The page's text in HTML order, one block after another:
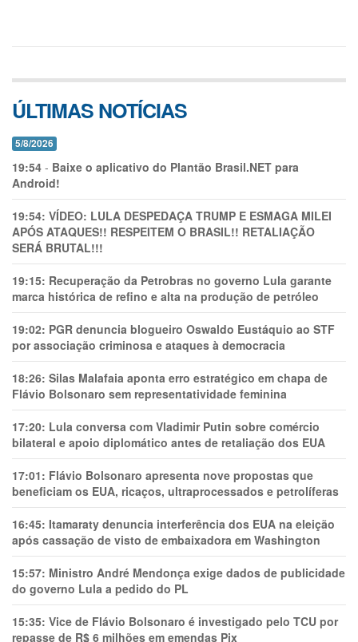
ÚLTIMAS NOTÍCIAS
5/8/2026
19:54 - Baixe o aplicativo do Plantão Brasil.NET para
Android!
19:54: VÍDEO: LULA DESPEDAÇA TRUMP E ESMAGA MILEI
APÓS ATAQUES!! RESPEITEM O BRASIL!! RETALIAÇÃO
SERÁ BRUTAL!!!
19:15: Recuperação da Petrobras no governo Lula garante
marca histórica de refino e alta na produção de petróleo
19:02: PGR denuncia blogueiro Oswaldo Eustáquio ao STF
por associação criminosa e ataques à democracia
18:26: Silas Malafaia aponta erro estratégico em chapa de
Flávio Bolsonaro sem representatividade feminina
17:20: Lula conversa com Vladimir Putin sobre comércio
bilateral e apoio diplomático antes de retaliação dos EUA
17:01: Flávio Bolsonaro apresenta nove propostas que
beneficiam os EUA, ricaços, ultraprocessados e petrolíferas
16:45: Itamaraty denuncia interferência dos EUA na eleição
após cassação de visto de embaixadora em Washington
15:57: Ministro André Mendonça exige dados de publicidade
do governo Lula a pedido do PL
15:35: Vice de Flávio Bolsonaro é investigado pelo TCU por
repasse de R$ 6 milhões em emendas Pix